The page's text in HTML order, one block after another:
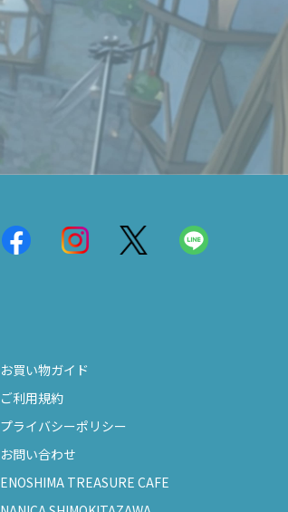
お買い物ガイド
ご利用規約
プライバシーポリシー
お問い合わせ
ENOSHIMA TREASURE CAFE